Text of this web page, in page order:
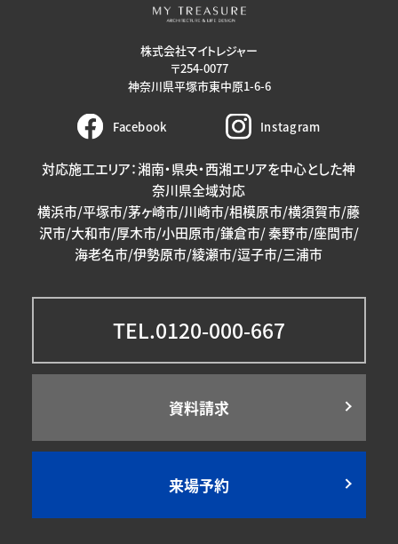
株式会社マイトレジャー
〒254-0077
神奈川県平塚市東中原1-6-6
Facebook Instagram
対応施工エリア：湘南・県央・西湘エリアを中心とした神
奈川県全域対応
横浜市/平塚市/茅ヶ崎市/川崎市/相模原市/横須賀市/藤
沢市/大和市/厚木市/小田原市/鎌倉市/ 秦野市/座間市/
海老名市/伊勢原市/綾瀬市/逗子市/三浦市
TEL.0120-000-667
資料請求
来場予約